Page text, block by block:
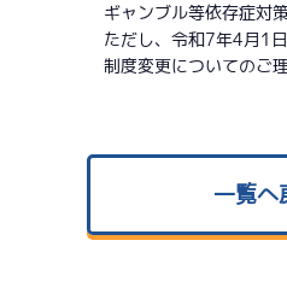
出走表PDF
進入コース別選
ギャンブル等依存症対
ただし、令和7年4月1
制度変更についてのご
一覧へ